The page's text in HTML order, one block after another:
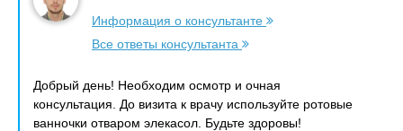
Информация о консультанте
Все ответы консультанта
Добрый день! Необходим осмотр и очная
консультация. До визита к врачу используйте ротовые
ванночки отваром элекасол. Будьте здоровы!